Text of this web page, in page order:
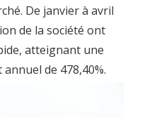
De janvier à avril
de la société ont
atteignant une
de 478,40%.